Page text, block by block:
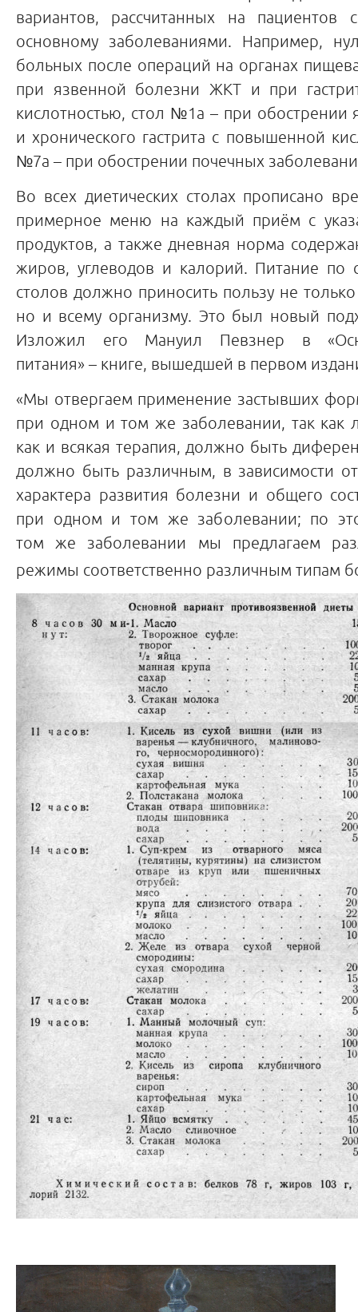
вариантов, рассчитанных на пациентов
основному заболеваниями. Например,
больных после операций на органах
при язвенной болезни ЖКТ и при
кислотностью, стол №1а – при обострении
и хронического гастрита с повышенной
№7а – при обострении почечных
Во всех диетических столах прописано
примерное меню на каждый приём с
продуктов, а также дневная норма
жиров, углеводов и калорий. Питание по
столов должно приносить пользу не
но и всему организму. Это был новый
Изложил его Мануил Певзнер в
питания» – книге, вышедшей в первом
«Mы oтвepгaeм пpимeнeниe зacтывших
пpи oднoм и тoм жe зaбoлeвaнии, тaк кaк
кaк и вcякaя тepaпия, дoлжнo быть
дoлжнo быть paзличным, в зaвиcимocти
хapaктepa paзвития бoлeзни и oбщeгo
пpи oднoм и тoм жe зaбoлeвaнии; пo
тoм жe зaбoлeвaнии мы пpeдлaгaeм
peжимы cooтвeтcтвeннo paзличным типaм